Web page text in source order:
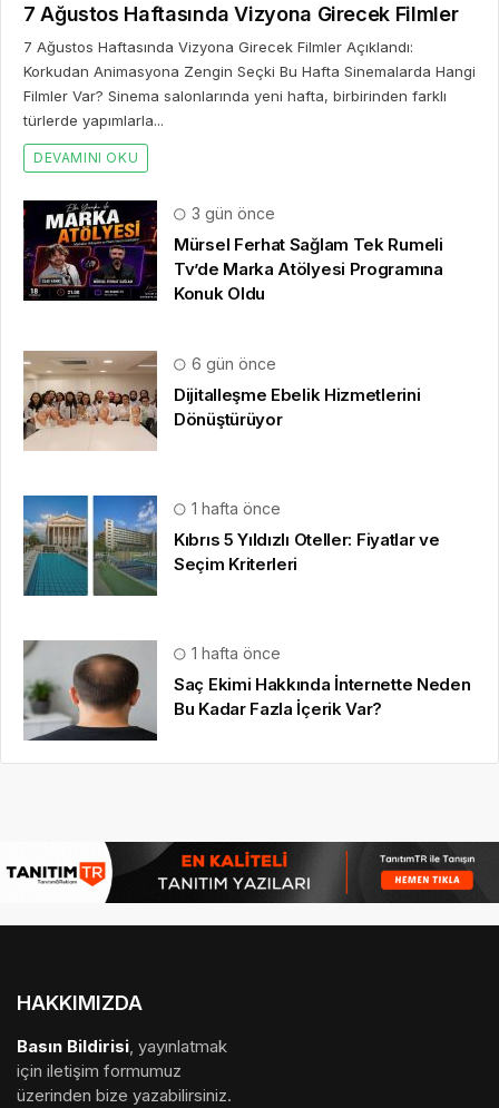
7 Ağustos Haftasında Vizyona Girecek Filmler
7 Ağustos Haftasında Vizyona Girecek Filmler Açıklandı:
Korkudan Animasyona Zengin Seçki Bu Hafta Sinemalarda Hangi
Filmler Var? Sinema salonlarında yeni hafta, birbirinden farklı
türlerde yapımlarla...
DEVAMINI OKU
3 gün önce
Mürsel Ferhat Sağlam Tek Rumeli
Tv’de Marka Atölyesi Programına
Konuk Oldu
6 gün önce
Dijitalleşme Ebelik Hizmetlerini
Dönüştürüyor
1 hafta önce
Kıbrıs 5 Yıldızlı Oteller: Fiyatlar ve
Seçim Kriterleri
1 hafta önce
Saç Ekimi Hakkında İnternette Neden
Bu Kadar Fazla İçerik Var?
HAKKIMIZDA
Basın Bildirisi, yayınlatmak
için iletişim formumuz
üzerinden bize yazabilirsiniz.